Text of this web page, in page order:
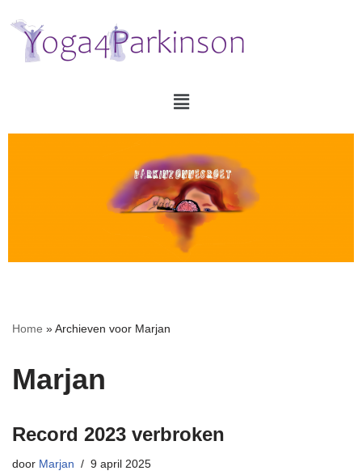
Ga
naar
Home »Archieven voor Marjan
Marjan
Record 2023 verbroken
door Marjan 9 april 2025